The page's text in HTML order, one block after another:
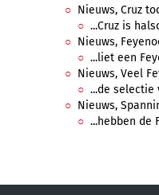
Nieuws, Cruz
...Cruz is
Nieuws,
...liet een
Nieuws, Veel
...de selectie
Nieuws,
...hebben de